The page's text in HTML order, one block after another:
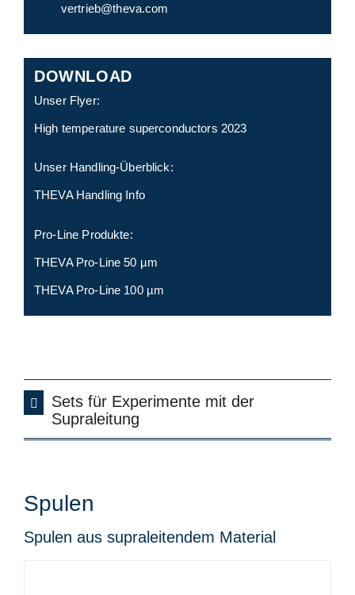
vertrieb@theva.com
DOWNLOAD
Unser Flyer:
High temperature superconductors 2023
Unser Handling-Überblick:
THEVA Handling Info
Pro-Line Produkte:
THEVA Pro-Line 50 µm
THEVA Pro-Line 100 µm
Sets für Experimente mit der
Supraleitung
Spulen
Spulen aus supraleitendem Material